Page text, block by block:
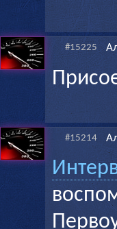
#15225
#15214